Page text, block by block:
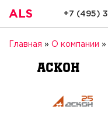
ALS
ALS Компания
+7 (495)
Главная » О компании »
АСКОН